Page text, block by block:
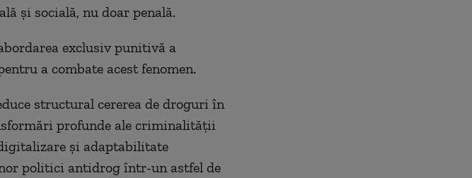
şi socială, nu doar penală.
exclusiv punitivă a
a combate acest fenomen.
structural cererea de droguri în
profunde ale criminalităţii
şi adaptabilitate
politici antidrog într-un astfel de